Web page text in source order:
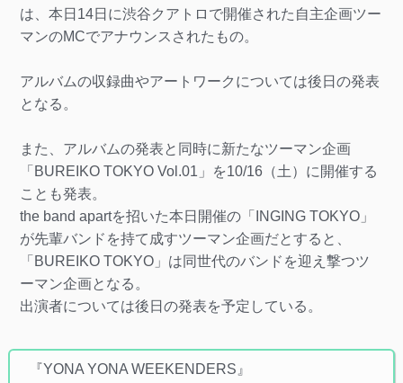
は、本日14日に渋谷クアトロで開催された自主企画ツー
マンのMCでアナウンスされたもの。
アルバムの収録曲やアートワークについては後日の発表
となる。
また、アルバムの発表と同時に新たなツーマン企画
「BUREIKO TOKYO Vol.01」を10/16（土）に開催する
ことも発表。
the band apartを招いた本日開催の「INGING TOKYO」
が先輩バンドを持て成すツーマン企画だとすると、
「BUREIKO TOKYO」は同世代のバンドを迎え撃つツ
ーマン企画となる。
出演者については後日の発表を予定している。
『YONA YONA WEEKENDERS』